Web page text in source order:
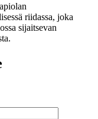
riidassa, joka
sijaitsevan